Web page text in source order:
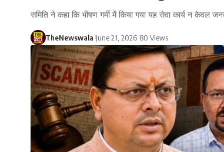
समिति ने कहा कि भीषण गर्मी में किया गया यह सेवा कार्य न केवल
TheNewswala June 21, 2026 80 Views